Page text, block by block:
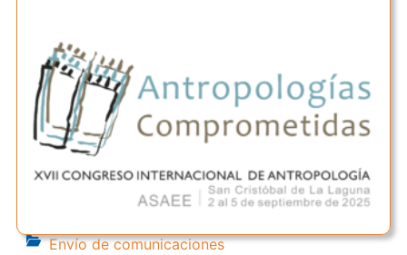
Envío de comunicaciones